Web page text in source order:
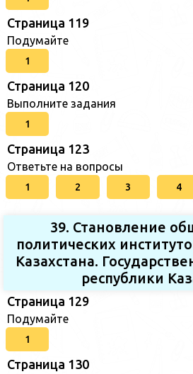
Страница 119
Подумайте
1
Страница 120
Выполните задания
1
Страница 123
Ответьте на вопросы
1 2 3 4
39. Становление
политических
Казахстана.
республики
Страница 129
Подумайте
1
Страница 130